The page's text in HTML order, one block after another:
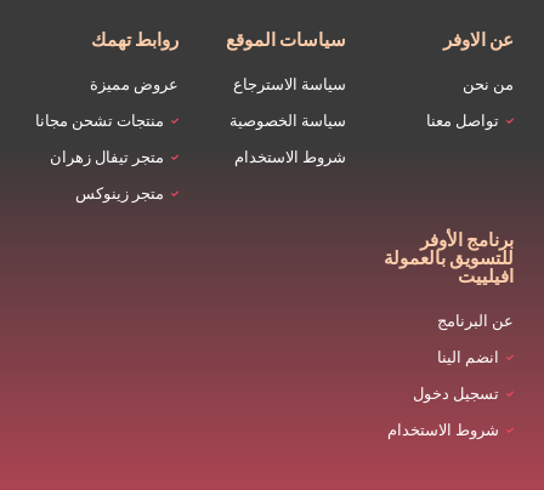
عن الاوفر
من نحن
تواصل معنا
سياسات الموقع
سياسة الاسترجاع
سياسة الخصوصية
شروط الاستخدام
روابط تهمك
عروض مميزة
منتجات تشحن مجانا
متجر تيفال زهران
متجر زينوكس
برنامج الأوفر
للتسويق بالعمولة
افيلييت
عن البرنامج
انضم الينا
تسجيل دخول
شروط الاستخدام